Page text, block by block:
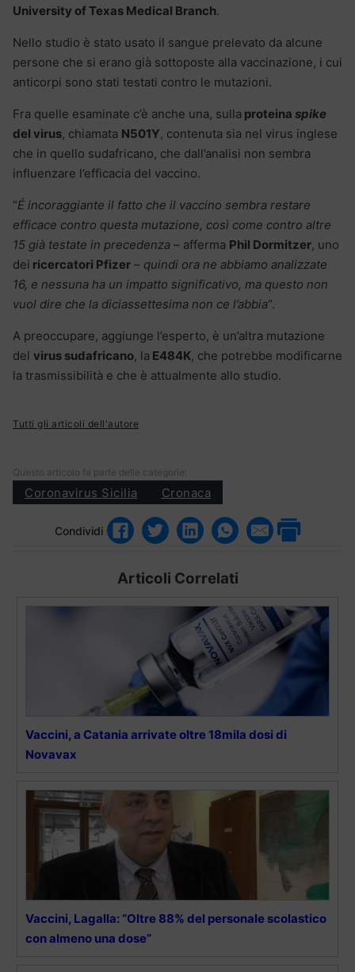
University of Texas Medical Branch.
Nello studio è stato usato il sangue prelevato da alcune
persone che si erano già sottoposte alla vaccinazione, i cui
anticorpi sono stati testati contro le mutazioni.
Fra quelle esaminate c’è anche una, sulla proteina spike
del virus, chiamata N501Y, contenuta sia nel virus inglese
che in quello sudafricano, che dall’analisi non sembra
influenzare l’efficacia del vaccino.
“É incoraggiante il fatto che il vaccino sembra restare
efficace contro questa mutazione, così come contro altre
15 già testate in precedenza – afferma Phil Dormitzer, uno
dei ricercatori Pfizer – quindi ora ne abbiamo analizzate
16, e nessuna ha un impatto significativo, ma questo non
vuol dire che la diciassettesima non ce l’abbia“.
A preoccupare, aggiunge l’esperto, è un’altra mutazione
del virus sudafricano, la E484K, che potrebbe modificarne
la trasmissibilità e che è attualmente allo studio.
Tutti gli articoli dell'autore
Questo articolo fa parte delle categorie:
Coronavirus Sicilia Cronaca
Condividi
Articoli Correlati
Vaccini, a Catania arrivate oltre 18mila dosi di
Novavax
Vaccini, Lagalla: “Oltre 88% del personale scolastico
con almeno una dose”